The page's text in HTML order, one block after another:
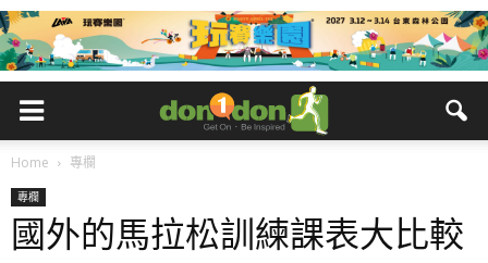
Home 專欄
專欄
國外的馬拉松訓練課表大比較